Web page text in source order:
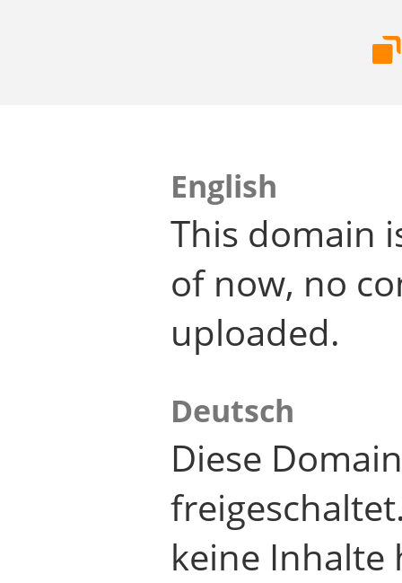
English
This domain
of now, no
uploaded.
Deutsch
Diese
keine Inhalte